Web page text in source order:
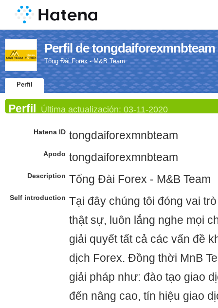
Perfil de tongdaiforexmnbteam
Tổng Đài Forex - M&B Team
Perfil
Perfil Última actualización: 03-11-2020
Hatena ID tongdaiforexmnbteam
Apodo tongdaiforexmnbteam
Description Tổng Đài Forex - M&B Team
Self introduction Tại đây chúng tôi đóng vai
thật sự, luôn lắng nghe mọi
giải quyết tất cả các vấn đề
dịch Forex. Đồng thời MnB
giải pháp như: đào tạo giao
đến nâng cao, tín hiệu giao